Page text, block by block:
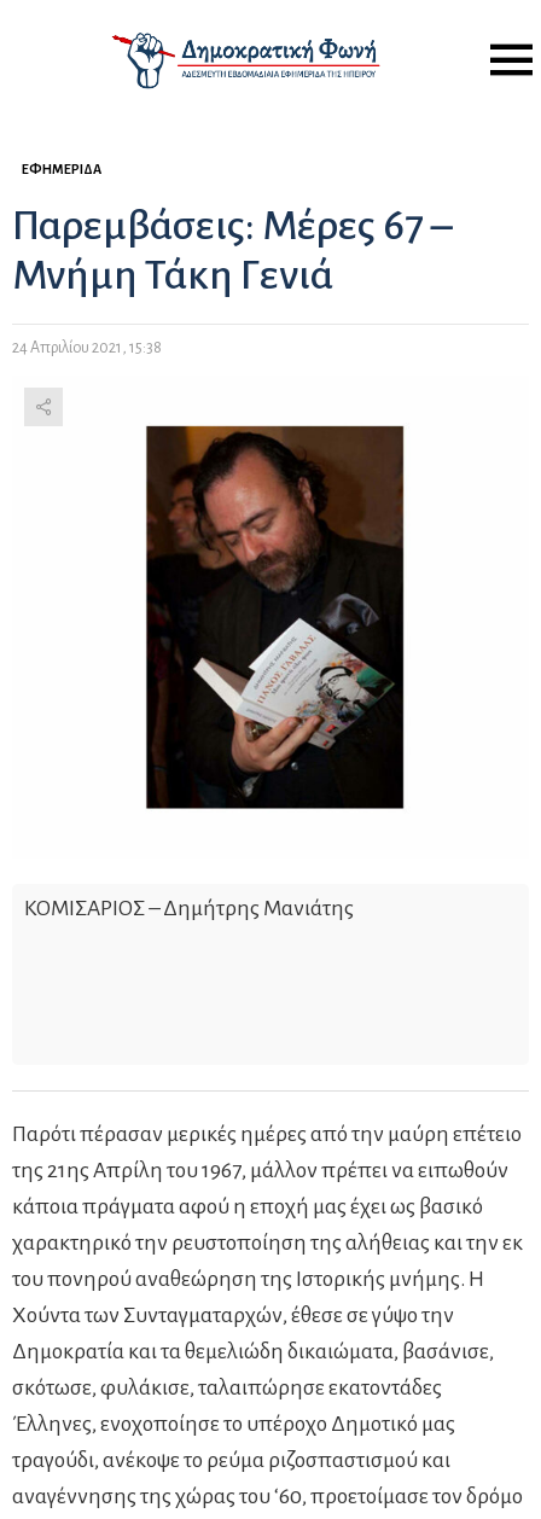
Menu
ΕΦΗΜΕΡΊΔΑ
Παρεμβάσεις: Μέρες 67 –
Μνήμη Τάκη Γενιά
24 Απριλίου 2021, 15:38
ΚΟΜΙΣΑΡΙΟΣ – Δημήτρης Μανιάτης
Παρότι πέρασαν μερικές ημέρες από την μαύρη επέτειο
της 21ης Απρίλη του 1967, μάλλον πρέπει να ειπωθούν
κάποια πράγματα αφού η εποχή μας έχει ως βασικό
χαρακτηρικό την ρευστοποίηση της αλήθειας και την εκ
του πονηρού αναθεώρηση της Ιστορικής μνήμης. Η
Χούντα των Συνταγματαρχών, έθεσε σε γύψο την
Δημοκρατία και τα θεμελιώδη δικαιώματα, βασάνισε,
σκότωσε, φυλάκισε, ταλαιπώρησε εκατοντάδες
Έλληνες, ενοχοποίησε το υπέροχο Δημοτικό μας
τραγούδι, ανέκοψε το ρεύμα ριζοσπαστισμού και
αναγέννησης της χώρας του ‘60, προετοίμασε τον δρόμο